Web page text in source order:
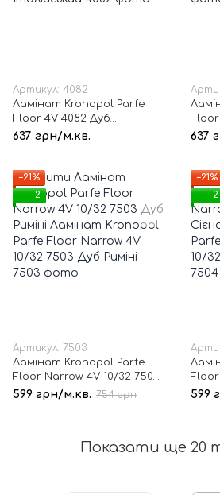
Артикул: 4082
Ламінат Kronopol Parfe
Floor 4V 4082 Дуб
Італійський
637 грн/м.кв. 637
−21%
2
Артикул: 7503
Ламінат Kronopol Parfe
Floor Narrow 4V 10/32 7503
Дуб Риміні
599 грн/м.кв. 754 грн
−21%
2
Floor
Дуб
599
Показати ще 20